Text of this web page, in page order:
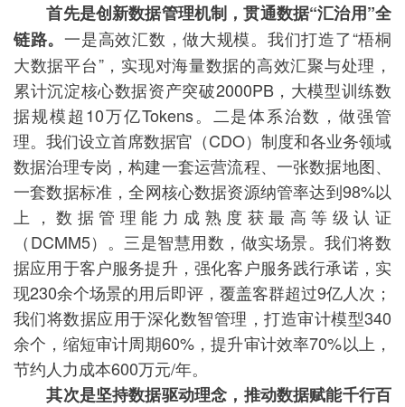
首先是创新数据管理机制，贯通数据“汇治用”全
链路。一是高效汇数，做大规模。我们打造了“梧桐
大数据平台”，实现对海量数据的高效汇聚与处理，
累计沉淀核心数据资产突破2000PB，大模型训练数
据规模超10万亿Tokens。二是体系治数，做强管
理。我们设立首席数据官（CDO）制度和各业务领域
数据治理专岗，构建一套运营流程、一张数据地图、
一套数据标准，全网核心数据资源纳管率达到98%以
上，数据管理能力成熟度获最高等级认证
（DCMM5）。三是智慧用数，做实场景。我们将数
据应用于客户服务提升，强化客户服务践行承诺，实
现230余个场景的用后即评，覆盖客群超过9亿人次；
我们将数据应用于深化数智管理，打造审计模型340
余个，缩短审计周期60%，提升审计效率70%以上，
节约人力成本600万元/年。
其次是坚持数据驱动理念，推动数据赋能千行百